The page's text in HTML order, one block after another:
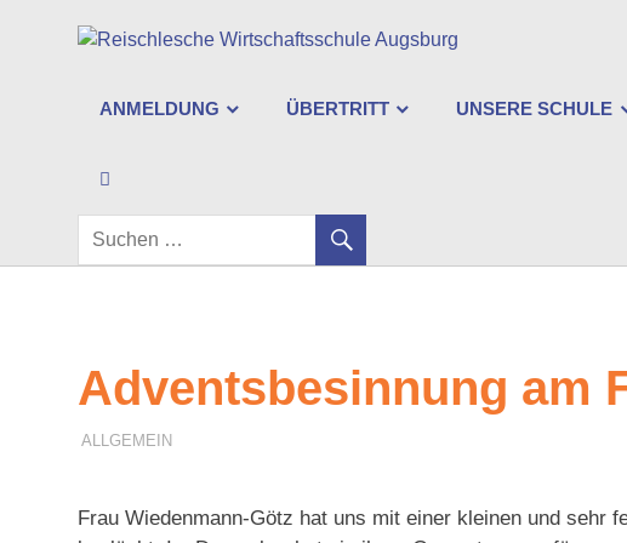
ANMELDUNG ÜBERTRITT UNSERE SCHULE
Adventsbesinnung am
7. JANUAR 2024
F. SCHNEIDER
ALLGEMEIN
Frau Wiedenmann-Götz hat uns mit einer kleinen und sehr